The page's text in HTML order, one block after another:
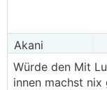
Akani
Würde den Mit
innen machst